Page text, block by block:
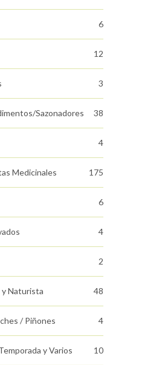
6
12
3
Sazonadores 38
4
Medicinales 175
6
4
2
Naturista 48
/ Piñones 4
y Varios 10